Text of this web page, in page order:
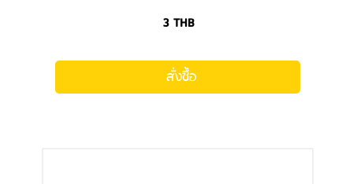
3 THB
สั่งซื้อ